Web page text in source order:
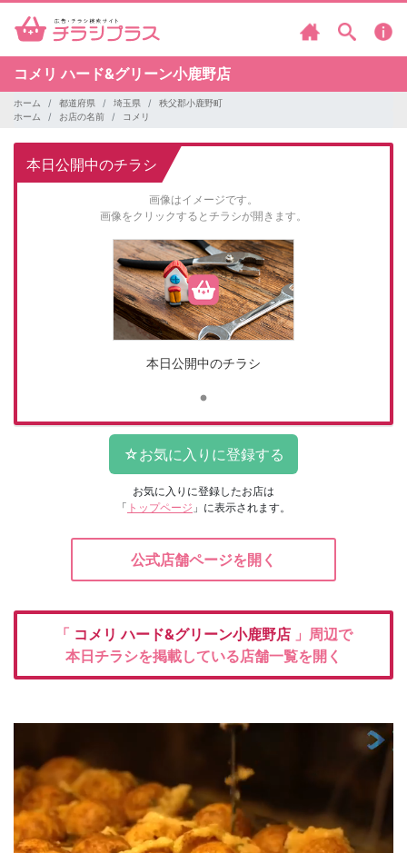
コメリハード&グリーン小鹿野店
ホーム 都道府県 埼玉県
秩父郡小鹿野町
ホーム
お店の名前 コメリ
本日公開中のチラシ
画像はイメージです。
画像をクリックするとチラシが開きます。
本日公開中のチラシ
お気に入りに登録したお店は
「 トップページ 」に表示されます。
公式店舗ページを開く
「 コメリハード&グリーン小鹿野店 」周辺で
本日チラシを掲載している店舗一覧を開く